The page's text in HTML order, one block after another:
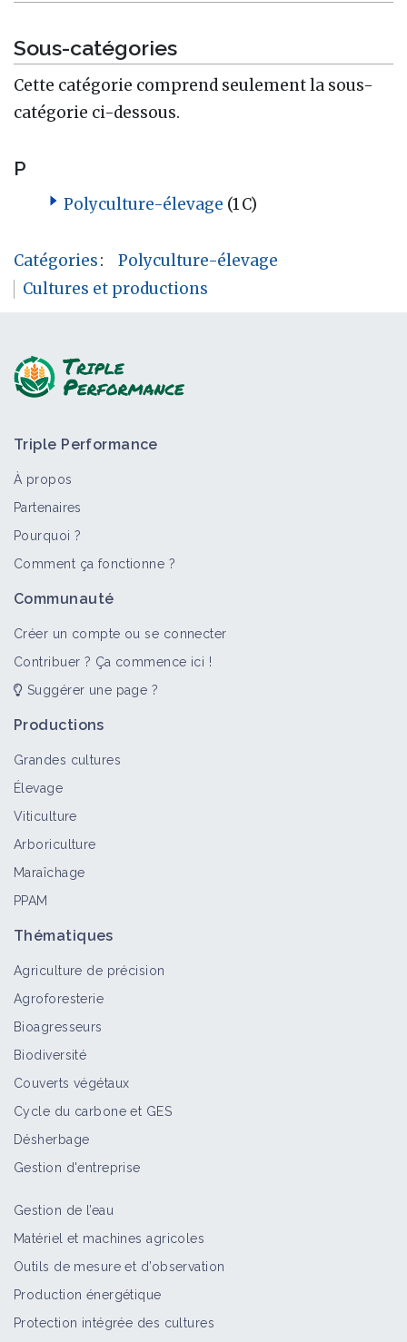
Sous-catégories
Cette catégorie comprend seulement la sous-
catégorie ci-dessous.
P
Polyculture-élevage (1 C)
Catégories:
Polyculture-élevage
Cultures et productions
Triple Performance
À propos
Partenaires
Pourquoi ?
Comment ça fonctionne ?
Communauté
Créer un compte ou se connecter
Contribuer ? Ça commence ici !
Suggérer une page ?
Productions
Grandes cultures
Élevage
Viticulture
Arboriculture
Maraîchage
PPAM
Thématiques
Agriculture de précision
Agroforesterie
Bioagresseurs
Biodiversité
Couverts végétaux
Cycle du carbone et GES
Désherbage
Gestion d'entreprise
Gestion de l’eau
Matériel et machines agricoles
Outils de mesure et d’observation
Production énergétique
Protection intégrée des cultures